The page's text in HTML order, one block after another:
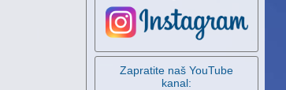
Zapratite naš YouTube
kanal: